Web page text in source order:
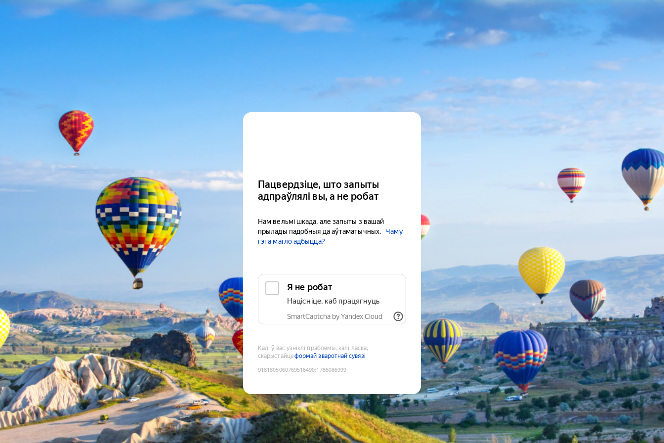
Пацвердзіце, што запыты
адпраўлялі вы, а не робат
Нам вельмі шкада, але запыты з вашай
прылады падобныя да аўтаматычных.
Чаму
гэта магло адбыцца?
Я не робат
Націсніце, каб працягнуць
SmartCaptcha by Yandex Cloud
Калі ў вас узніклі праблемы, калі ласка,
скарыстайцеформай зваротнай сувязі
9181805060769516490:1786086999